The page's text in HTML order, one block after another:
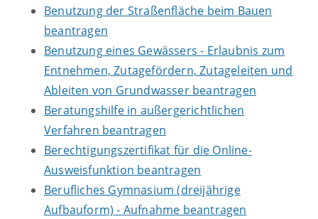
Benutzung der Straßenfläche beim Bauen
beantragen
Benutzung eines Gewässers - Erlaubnis zum
Entnehmen, Zutagefördern, Zutageleiten und
Ableiten von Grundwasser beantragen
Beratungshilfe in außergerichtlichen
Verfahren beantragen
Berechtigungszertifikat für die Online-
Ausweisfunktion beantragen
Berufliches Gymnasium (dreijährige
Aufbauform) - Aufnahme beantragen